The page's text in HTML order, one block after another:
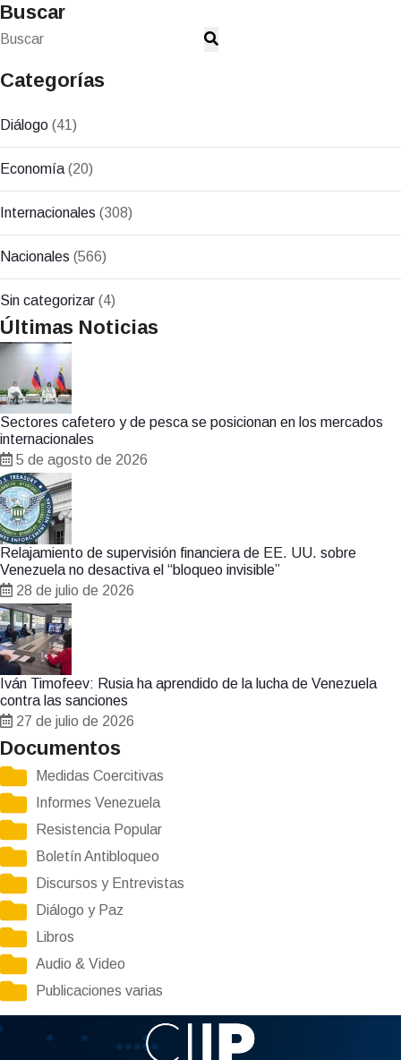
Buscar
Categorías
Diálogo (41)
Economía (20)
Internacionales (308)
Nacionales (566)
Sin categorizar (4)
Últimas Noticias
Sectores cafetero y de pesca se posicionan en los mercados
internacionales
5 de agosto de 2026
Relajamiento de supervisión financiera de EE. UU. sobre
Venezuela no desactiva el “bloqueo invisible”
28 de julio de 2026
Iván Timofeev: Rusia ha aprendido de la lucha de Venezuela
contra las sanciones
27 de julio de 2026
Documentos
Medidas Coercitivas
Informes Venezuela
Resistencia Popular
Boletín Antibloqueo
Discursos y Entrevistas
Diálogo y Paz
Libros
Audio & Video
Publicaciones varias